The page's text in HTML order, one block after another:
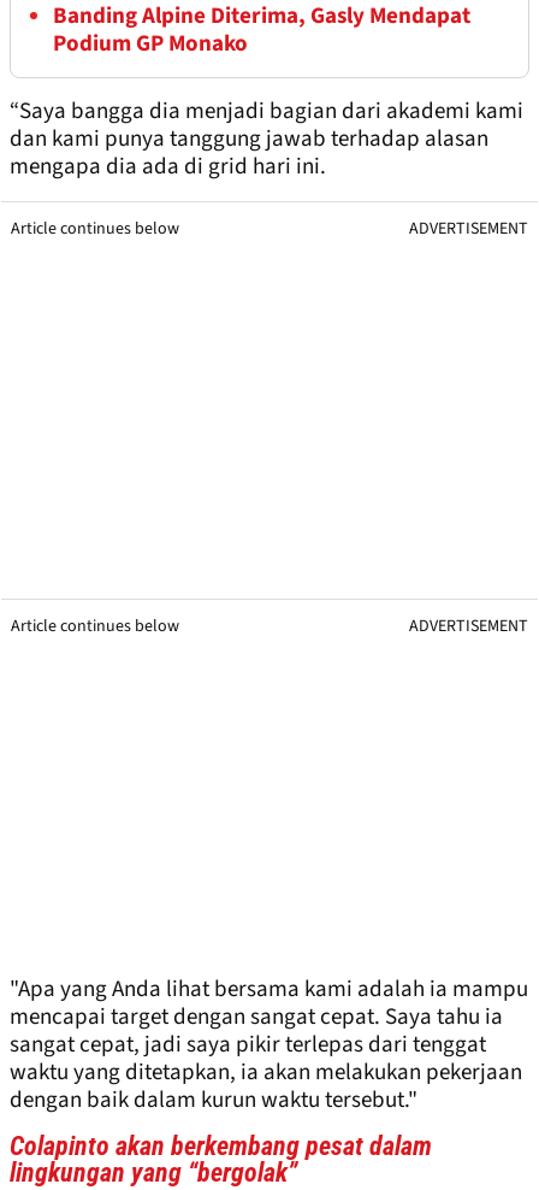
Banding Alpine Diterima, Gasly Mendapat
Podium GP Monako
“Saya bangga dia menjadi bagian dari akademi kami
dan kami punya tanggung jawab terhadap alasan
mengapa dia ada di grid hari ini.
Article continues below ADVERTISEMENT
Article continues below ADVERTISEMENT
"Apa yang Anda lihat bersama kami adalah ia mampu
mencapai target dengan sangat cepat. Saya tahu ia
sangat cepat, jadi saya pikir terlepas dari tenggat
waktu yang ditetapkan, ia akan melakukan pekerjaan
dengan baik dalam kurun waktu tersebut."
Colapinto akan berkembang pesat dalam
lingkungan yang “bergolak”